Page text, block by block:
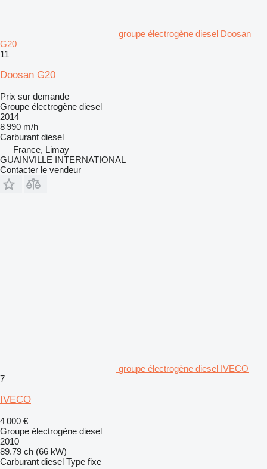
groupe électrogène diesel Doosan
G20
11
Doosan G20
Prix sur demande
Groupe électrogène diesel
2014
8 990 m/h
Carburant diesel
France, Limay
GUAINVILLE INTERNATIONAL
Contacter le vendeur
groupe électrogène diesel IVECO
7
IVECO
4 000 €
Groupe électrogène diesel
2010
89.79 ch (66 kW)
Carburant diesel Type fixe